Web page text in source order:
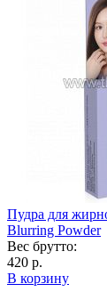
Пудра для
Blurring Powder
Вес брутто:
420 р.
В корзину